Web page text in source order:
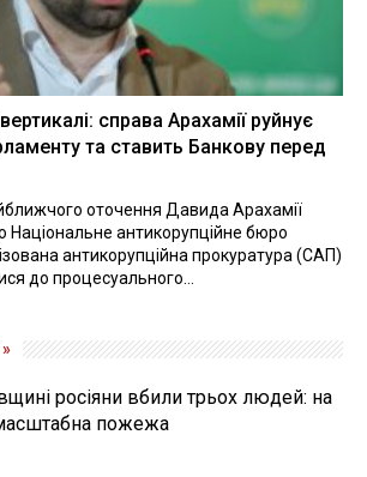
справа Арахамії руйнує
та ставить Банкову перед
оточення Давида Арахамії
Національне антикорупційне бюро
антикорупційна прокуратура (САП)
до процесуального...
росіяни вбили трьох людей: на
пожежа